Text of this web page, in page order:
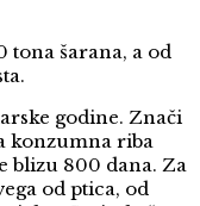
tona šarana, a od
godine. Znači
konzumna riba
blizu 800 dana. Za
od ptica, od